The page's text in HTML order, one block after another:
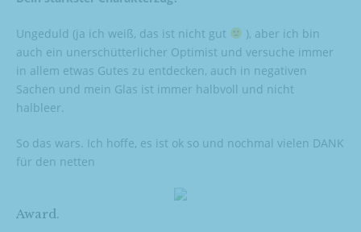
Ungeduld (ja ich weiß, das ist nicht gut
), aber ich bin
auch ein unerschütterlicher Optimist und versuche immer
in allem etwas Gutes zu entdecken, auch in negativen
Sachen und mein Glas ist immer halbvoll und nicht
halbleer.
So das wars. Ich hoffe, es ist ok so und nochmal vielen DANK
für den netten
Award.